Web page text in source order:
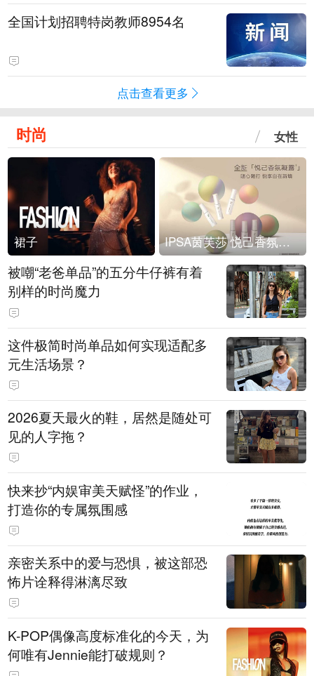
全国计划招聘特岗教师8954名
点击查看更多
时尚 女性
裙子 IPSA茵芙莎 悦己香氛凝露上市
被嘲“老爸单品”的五分牛仔裤有着
别样的时尚魔力
这件极简时尚单品如何实现适配多
元生活场景？
2026夏天最火的鞋，居然是随处可
见的人字拖？
快来抄“内娱审美天赋怪”的作业，
打造你的专属氛围感
亲密关系中的爱与恐惧，被这部恐
怖片诠释得淋漓尽致
K-POP偶像高度标准化的今天，为
何唯有Jennie能打破规则？